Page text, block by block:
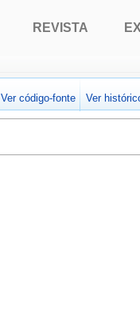
REVISTA
Ver código-fonte Ver